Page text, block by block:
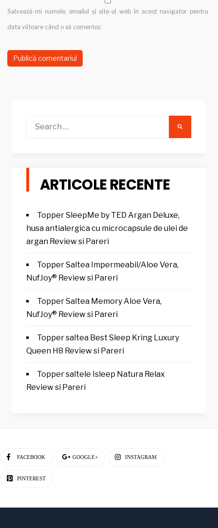
Salvează-mi numele, emailul și site-ul web în acest navigator pentru
data viitoare când o să comentez.
ARTICOLE RECENTE
Topper SleepMe by TED Argan Deluxe,
husa antialergica cu microcapsule de ulei de
argan Review si Pareri
Topper Saltea Impermeabil/Aloe Vera,
NufJoy® Review si Pareri
Topper Saltea Memory Aloe Vera,
NufJoy® Review si Pareri
Topper saltea Best Sleep Kring Luxury
Queen H8 Review si Pareri
Topper saltele Isleep Natura Relax
Review si Pareri
FACEBOOK GOOGLE+ INSTAGRAM
PINTEREST